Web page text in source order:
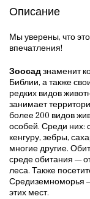
Описание
Мы уверены, что
впечатления!
Зоосадзнаменит
Библии, а также
редких видов
занимает
более 200 видов
особей. Среди них:
кенгуру, зебры,
многие другие.
среде обитания —
леса. Также
Средиземноморья
этих мест.